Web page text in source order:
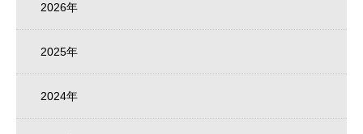
2026年
2025年
2024年